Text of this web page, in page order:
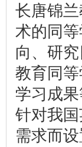
长唐锦
术的同
向、研
教育同
学习成
针对我
需求而